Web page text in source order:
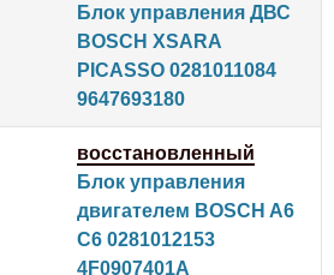
Блок управления ДВС
BOSCH XSARA
PICASSO 0281011084
9647693180
восстановленный
Блок управления
двигателем BOSCH A6
C6 0281012153
4F0907401A